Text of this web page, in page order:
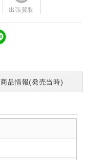
出張買取
商品情報(発売当時)